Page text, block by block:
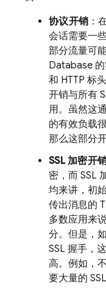
协议开销 ：
会话需要一
部分流量可
Database
和 HTTP 标
开销与所有
用。虽然这
的有效负载
那么这部分
SSL 加密开
密，而 SSL
均来讲，初
传出消息的
多数应用来
分。但是，
SSL 握手，
高。例如，
要大量的